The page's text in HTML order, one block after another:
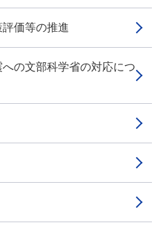
価等の推進
の文部科学省の対応につ